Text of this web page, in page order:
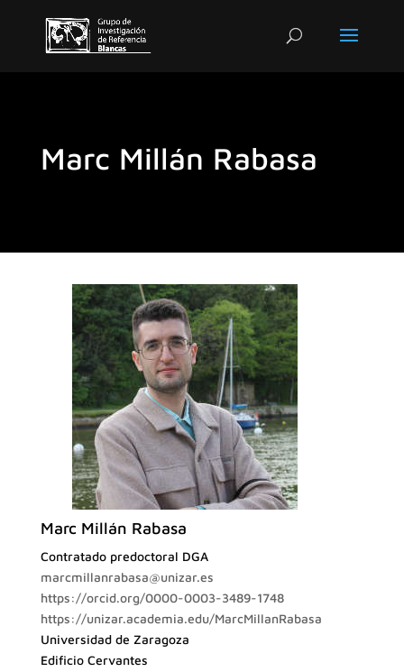
Marc Millán Rabasa
Marc Millán Rabasa
Contratado predoctoral DGA
marcmillanrabasa@unizar.es
https://orcid.org/0000-0003-3489-1748
https://unizar.academia.edu/MarcMillanRabasa
Universidad de Zaragoza
Edificio Cervantes